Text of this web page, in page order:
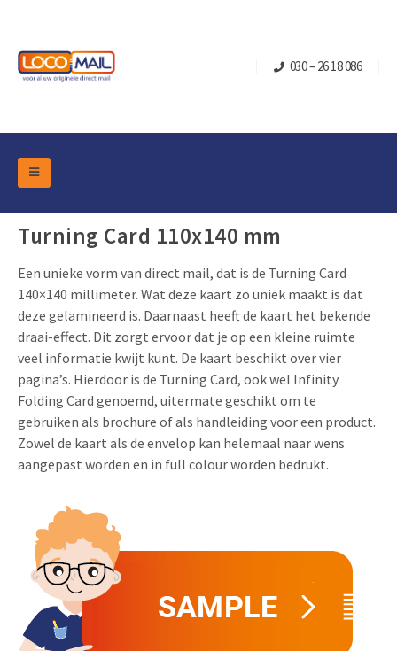
030 – 26 18 086
Turning Card 110x140 mm
Een unieke vorm van direct mail, dat is de Turning Card
140×140 millimeter. Wat deze kaart zo uniek maakt is dat
deze gelamineerd is. Daarnaast heeft de kaart het bekende
draai-effect. Dit zorgt ervoor dat je op een kleine ruimte
veel informatie kwijt kunt. De kaart beschikt over vier
pagina’s. Hierdoor is de Turning Card, ook wel Infinity
Folding Card genoemd, uitermate geschikt om te
gebruiken als brochure of als handleiding voor een product.
Zowel de kaart als de envelop kan helemaal naar wens
aangepast worden en in full colour worden bedrukt.
DM Marketing Tools
Overzicht Categorieën
Pop-up Kubussen
Turning Card
Brievenbusdoosje +
Schuifkaarten
Pop-up Kaarten
Geluidskaarten
Lenticular Cards
Twin Sliders
Tabkaarten
Budget kaarten
Verpakkingen
Klepdoosjes
Schuifdoosjes
Retail Marketing
Vastgoedmarketing
Sport Marketing
Media Marketing
Automotive Marketing
Non-profit Marketing
Marketing in de Zorg
Duurzame Marketing
Marketing voor Scholen
Gelegenheden
Kerst- en Eindejaar
Verjaardag en Jubilea
Uitnodigingen
Product Introductie
Kalender maken
Klantenbinding
Contact
Over Ons
Contactgegevens
Duurzaamheid
Brochure downloaden